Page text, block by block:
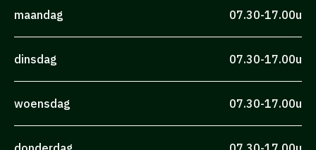
maandag 07.30-17.00u
dinsdag 07.30-17.00u
woensdag 07.30-17.00u